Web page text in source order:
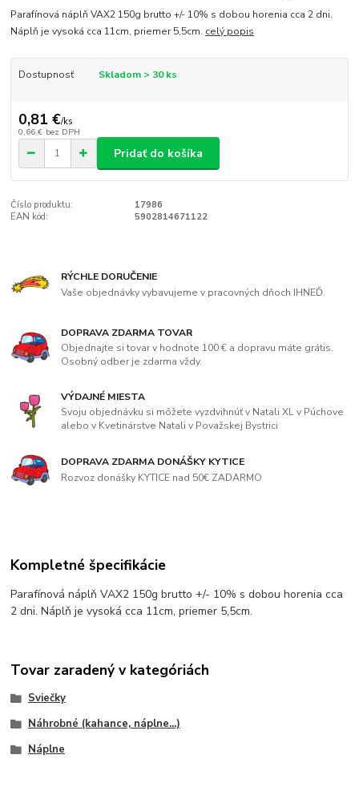
Parafínová náplň VAX2 150g brutto +/- 10% s dobou horenia cca 2 dni.
Náplň je vysoká cca 11cm, priemer 5,5cm. celý popis
Dostupnosť Skladom > 30 ks
0,81 €/ks
0,66 € bez DPH
Pridať do košíka
Číslo produktu:
17986
EAN kód:
5902814671122
RÝCHLE DORUČENIE
Vaše objednávky vybavujeme v pracovných dňoch IHNEĎ.
DOPRAVA ZDARMA TOVAR
Objednajte si tovar v hodnote 100 € a dopravu máte grátis.
Osobný odber je zdarma vždy.
VÝDAJNÉ MIESTA
Svoju objednávku si môžete vyzdvihnúť v Natali XL v Púchove
alebo v Kvetinárstve Natali v Považskej Bystrici
DOPRAVA ZDARMA DONÁŠKY KYTICE
Rozvoz donášky KYTICE nad 50€ ZADARMO
Kompletné špecifikácie
Parafínová náplň VAX2 150g brutto +/- 10% s dobou horenia cca
2 dni. Náplň je vysoká cca 11cm, priemer 5,5cm.
Tovar zaradený v kategóriách
Sviečky
Náhrobné (kahance, náplne...)
Náplne